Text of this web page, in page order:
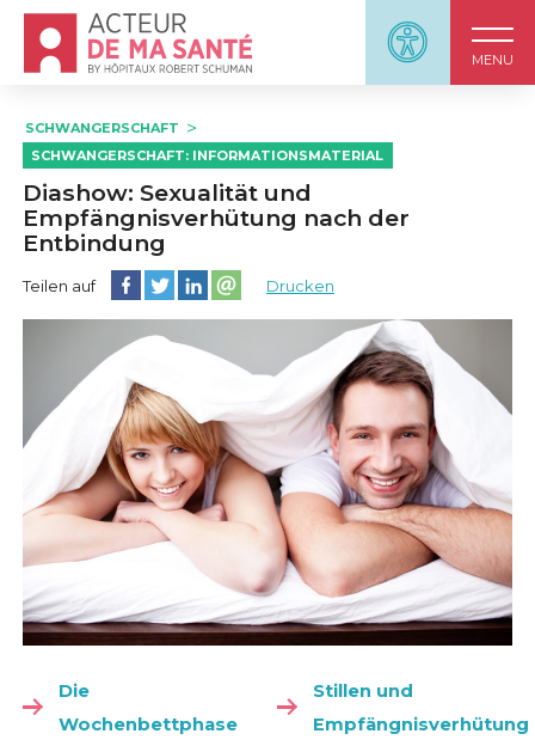
Panneau
MENU
Accueil - Acteur de ma santé, by HôpitauxRobert
SCHWANGERSCHAFT
SCHWANGERSCHAFT: INFORMATIONSMATERIAL
Diashow: Sexualität und
Empfängnisverhütung nach der
Entbindung
Teilen auf Diese Seite auf Facebook teilen
Diese Seite auf Twitter teilen
Diese Seite auf LinkedIn teilen
Partager cette page sur email
Drucken
Die
Wochenbettphase
Stillen und
Empfängnisverhütung